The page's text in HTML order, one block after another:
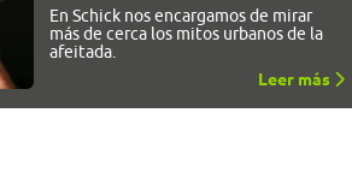
En Schick nos encargamos de mirar
más de cerca los mitos urbanos de la
afeitada.
Leer más